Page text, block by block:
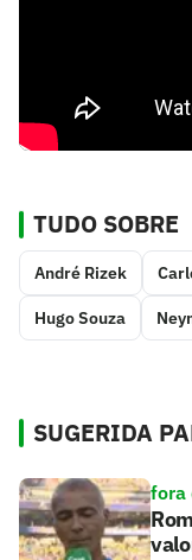
TUDO SOBRE
André Rizek
Hugo Souza
SUGERIDA
fora